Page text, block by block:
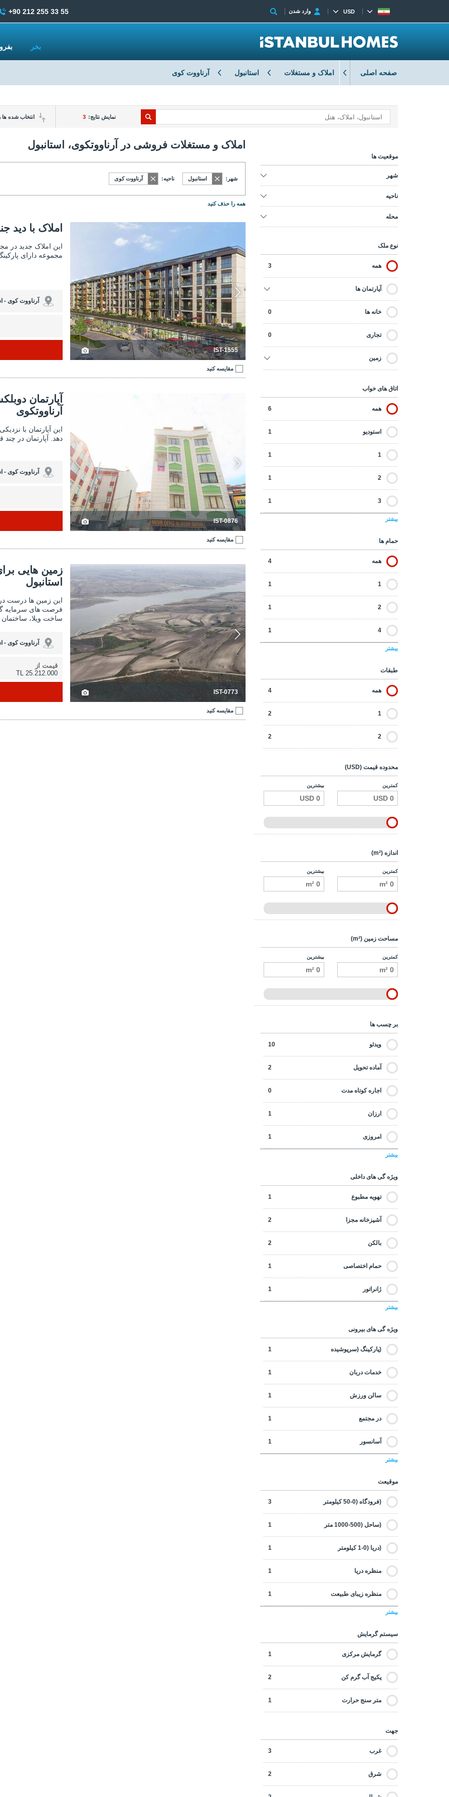
صفحه اصلی املاک و مستغلات استانبول آرناووت کوی
نمایش نتایج: 3 انتخاب شده ها
موقعیت ها
شهر
ناحیه
محله
نوع ملک
همه 3
آپارتمان ها
خانه ها 0
تجاری 0
زمین
اتاق های خواب
همه 6
استودیو 1
1
1
2
1
3
1
بیشتر
حمام ها
همه 4
1
1
2
1
4
1
بیشتر
طبقات
همه 4
1
2
2
2
محدوده قیمت (USD)
کمترین بیشترین
اندازه (m²)
کمترین بیشترین
مساحت زمین (m²)
کمترین بیشترین
بر چسب ها
ویدئو 10
آماده تحویل 2
اجاره کوتاه مدت 0
ارزان 1
امروزی 1
لوکس
پیشنهادات داغ
بیشتر
ویژه گی های داخلی
تهویه مطبوع 1
آشپزخانه مجزا 2
بالکن 2
حمام اختصاصی 1
ژانراتور 1
بیشتر
ویژه گی های بیرونی
(پارکینگ (سرپوشیده 1
خدمات دربان 1
سالن ورزش 1
در مجتمع 1
آسانسور 1
بیشتر
موقیعت
(فرودگاه (0-50 کیلومتر 3
(ساحل (500-1000 متر 1
(دریا (0-1 کیلومتر 1
منظره دریا 1
منظره زیبای طبیعت 1
بیشتر
سیستم گرمایش
گرمایش مرکزی 1
پکیج آب گرم کن 2
متر سنج حرارت 1
جهت
غرب 3
شرق 2
املاک و مستغلات فروشی در آرناووتکوی، استانبول
شهر: استانبول ناحیه: آرناووت کوی
همه را حذف کنید
املاک با دید جنگل با املاک با دید جنگل با پارکینگ در استانبول آرناووتکوی 3
IST-1555
املاک با دید
این املاک جدید در
مجموعه دارای
آرناووت کوی -
مقایسه کنید
آپارتمان دوبلکس در
IST-0876
آپارتمان
آرناووتکوی
این آپارتمان با
دهد. آپارتمان در
آرناووت کوی -
مقایسه کنید
زمین هایی برای سرمایه زمین هایی برای سرمایه گذاری نزدیک فرودگاه استانبول 3
IST-0773
زمین هایی
استانبول
این زمین ها درست در
فرصت های سرمایه
ساخت ویلا، ساختمان
آرناووت کوی -
قیمت از
25.212.000 TL
مقایسه کنید
USD وارد شدن +90 212 255 33 55
بخر